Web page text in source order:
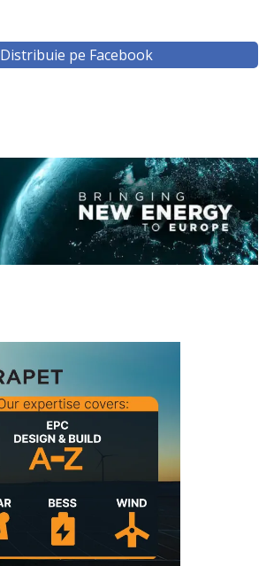
Distribuie pe Facebook